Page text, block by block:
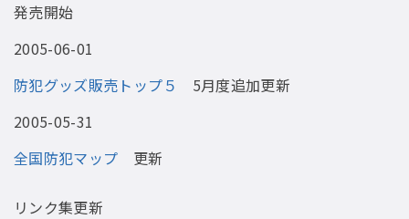
発売開始
2005-06-01
防犯グッズ販売トップ５
5月度追加更新
2005-05-31
全国防犯マップ 更新
リンク集更新